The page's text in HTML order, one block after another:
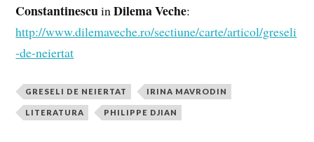
ConstantinescuinDilema Veche:
http://www.dilemaveche.ro/sectiune/carte/articol/greseli
-de-neiertat
GRESELI DE NEIERTAT IRINA MAVRODIN
LITERATURA PHILIPPE DJIAN